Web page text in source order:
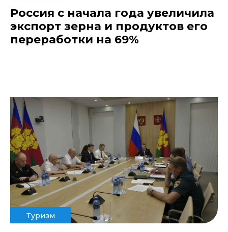
Россия с начала года увеличила
экспорт зерна и продуктов его
переработки на 69%
Туризм